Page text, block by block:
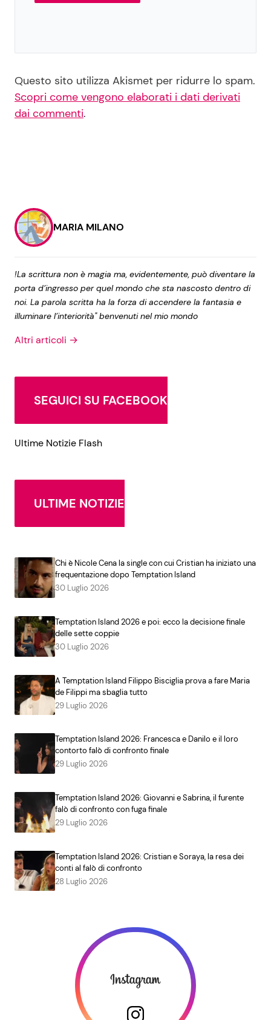
Questo sito utilizza Akismet per ridurre lo spam.
Scopri come vengono elaborati i dati derivati
dai commenti.
MARIA MILANO
!La scrittura non è magia ma, evidentemente, può diventare la
porta d’ingresso per quel mondo che sta nascosto dentro di
noi. La parola scritta ha la forza di accendere la fantasia e
illuminare l’interiorità" benvenuti nel mio mondo
Altri articoli →
SEGUICI SU FACEBOOK
Ultime Notizie Flash
ULTIME NOTIZIE
Chi è Nicole Cena la single con cui Cristian ha iniziato una
frequentazione dopo Temptation Island
30 Luglio 2026
Temptation Island 2026 e poi: ecco la decisione finale
delle sette coppie
30 Luglio 2026
A Temptation Island Filippo Bisciglia prova a fare Maria
de Filippi ma sbaglia tutto
29 Luglio 2026
Temptation Island 2026: Francesca e Danilo e il loro
contorto falò di confronto finale
29 Luglio 2026
Temptation Island 2026: Giovanni e Sabrina, il furente
falò di confronto con fuga finale
29 Luglio 2026
Temptation Island 2026: Cristian e Soraya, la resa dei
conti al falò di confronto
28 Luglio 2026